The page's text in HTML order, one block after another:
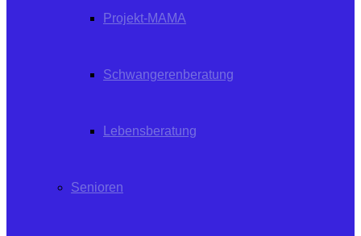
Projekt-MAMA
Schwangerenberatung
Lebensberatung
Senioren